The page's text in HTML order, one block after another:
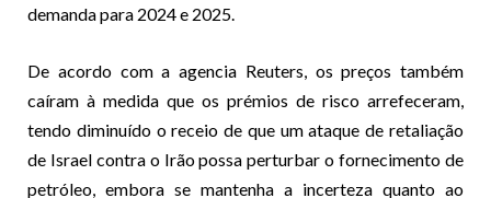
demanda para 2024 e 2025.
De acordo com a agencia Reuters, os preços também
caíram à medida que os prémios de risco arrefeceram,
tendo diminuído o receio de que um ataque de retaliação
de Israel contra o Irão possa perturbar o fornecimento de
petróleo, embora se mantenha a incerteza quanto ao